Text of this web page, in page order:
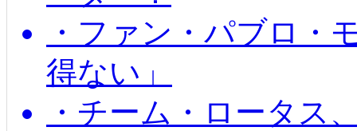
・ファン・パブロ・
得ない」
・チーム・ロータス